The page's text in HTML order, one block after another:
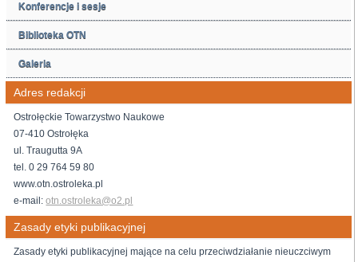
Konferencje i sesje
Biblioteka OTN
Galeria
Adres redakcji
Ostrołęckie Towarzystwo Naukowe
07-410 Ostrołęka
ul. Traugutta 9A
tel. 0 29 764 59 80
www.otn.ostroleka.pl
e-mail:otn.ostroleka@o2.pl
Zasady etyki publikacyjnej
Zasady etyki publikacyjnej mające na celu przeciwdziałanie nieuczciwym